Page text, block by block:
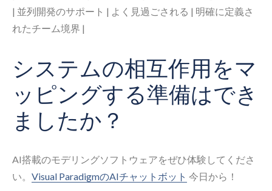
| 並列開発のサポート | よく見過ごされる | 明確に定義さ
れたチーム境界 |
システムの相互作用をマ
ッピングする準備はでき
ましたか？
AI搭載のモデリングソフトウェアをぜひ体験してくださ
い。 Visual ParadigmのAIチャットボット 今日から！